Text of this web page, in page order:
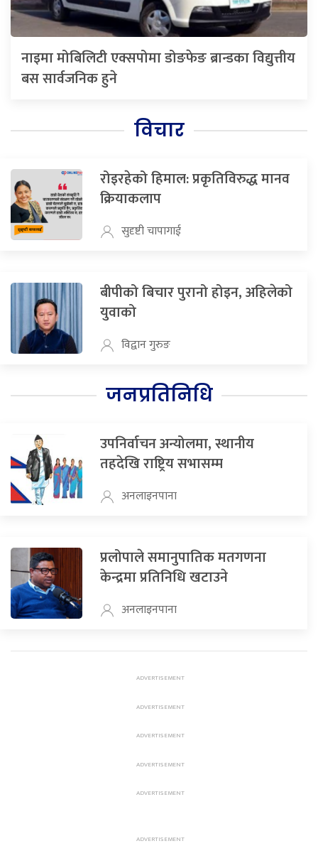
नाइमा मोबिलिटी एक्सपोमा डोङफेङ ब्रान्डका विद्युत्तीय
बस सार्वजनिक हुने
विचार
रोइरहेको हिमाल: प्रकृतिविरुद्ध मानव
क्रियाकलाप
सुदृष्टी चापागाई
बीपीको बिचार पुरानो होइन, अहिलेको
युवाको
विद्वान गुरुङ
जनप्रतिनिधि
उपनिर्वाचन अन्योलमा, स्थानीय
तहदेखि राष्ट्रिय सभासम्म
अनलाइनपाना
प्रलोपाले समानुपातिक मतगणना
केन्द्रमा प्रतिनिधि खटाउने
अनलाइनपाना